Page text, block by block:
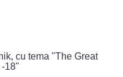
cu tema "The Great
18"